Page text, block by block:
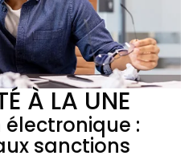
À LA UNE
:
sanctions